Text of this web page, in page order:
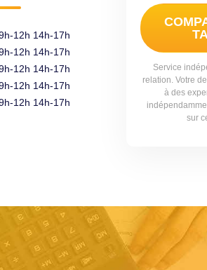
Service
relation. Votre
à des
sur
12h 14h-17h
12h 14h-17h
12h 14h-17h
12h 14h-17h
12h 14h-17h